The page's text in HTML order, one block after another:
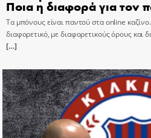
Ποια η διαφορά για τον
Τα μπόνους είναι παντού στα online
διαφορετικό, με διαφορετικούς όρους και
[…]